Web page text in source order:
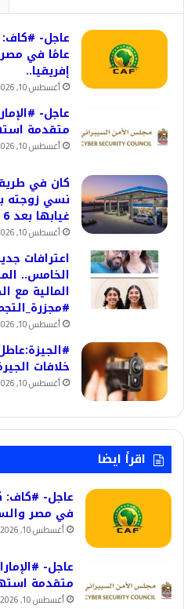
عامًا في
إفريقيا..
أغسطس 10, 2026
عاجل-
متقدمة
أغسطس 10, 2026
كان في
نسي زوجته
غيابها بعد 6 ساعات
أغسطس 10, 2026
اعترافات
الخامس..
المالية مع
أغسطس 10, 2026
خلافات
أغسطس 10, 2026
اقرأ ايضا
في مصر
أغسطس 10, 2026
عاجل-
متقدمة
أغسطس 10, 2026